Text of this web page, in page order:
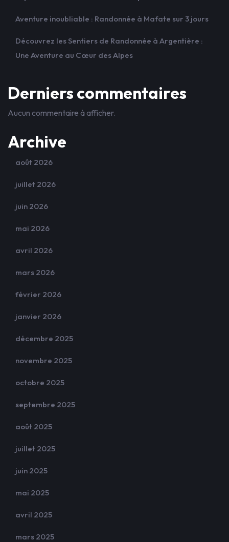
Aventure inoubliable : Randonnée à Mafate sur 3 jours
Découvrez les Sentiers de Randonnée à Argentière :
Une Aventure au Cœur des Alpes
Derniers commentaires
Aucun commentaire à afficher.
Archive
août 2026
juillet 2026
juin 2026
mai 2026
avril 2026
mars 2026
février 2026
janvier 2026
décembre 2025
novembre 2025
octobre 2025
septembre 2025
août 2025
juillet 2025
juin 2025
mai 2025
avril 2025
mars 2025